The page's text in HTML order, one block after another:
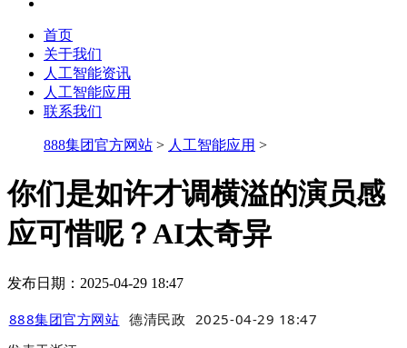
首页
关于我们
人工智能资讯
人工智能应用
联系我们
888集团官方网站 > 人工智能应用 >
你们是如许才调横溢的演员感
应可惜呢？AI太奇异
发布日期：2025-04-29 18:47
888集团官方网站 德清民政 2025-04-29 18:47